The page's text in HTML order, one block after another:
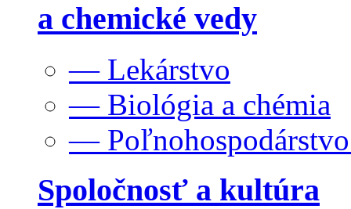
a chemické vedy
— Lekárstvo
— Biológia a chémia
—
Spoločnosť a kultúra